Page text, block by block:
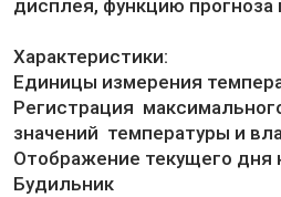
дисплея, функцию прогноза
Характеристики:
Единицы измерения
Регистрация
значений температуры и
Отображение текущего дня
Будильник